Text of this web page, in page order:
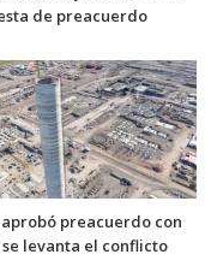
de preacuerdo
aprobó preacuerdo con
se levanta el conflicto